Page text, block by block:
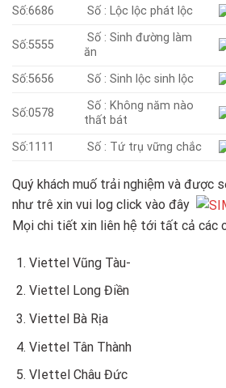
Số:6686 Số : Lộc lộc phát lộc
Số:5555
Số : Sinh đường làm
ăn
Số:5656
Số : Sinh lộc sinh lộc
Số:0578
Số : Không năm nào
thất bát
Số:1111
Số : Tứ trụ vững chắc
Quý khách muố trải nghiệm và được
như trê xin vui log click vào đây
Mọi chi tiết xin liên hệ tới tất cả các
Viettel Vũng Tàu-
Viettel Long Điền
Viettel Bà Rịa
Viettel Tân Thành
VIettel Châu Đức